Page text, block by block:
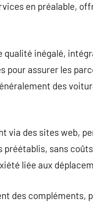
en préalable,
qualité inégalé,
assurer les
des
via des sites web,
sans
liée aux
des compléments,